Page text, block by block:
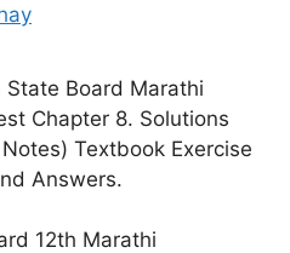
Board Marathi
Chapter 8. Solutions
Textbook Exercise
Answers.
12th Marathi